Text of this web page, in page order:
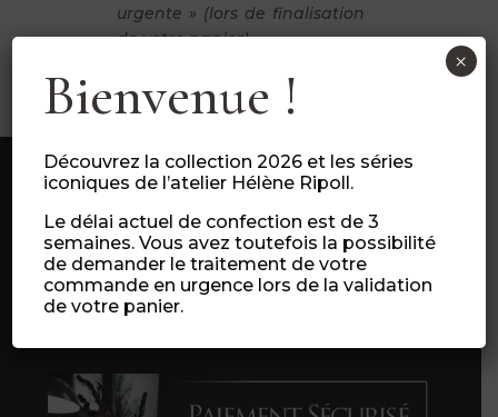
urgente » (lors de finalisation
de votre panier).
Bienvenue !
Découvrez la collection 2026 et les séries
iconiques de l’atelier Hélène Ripoll.
Le délai actuel de confection est de 3
semaines. Vous avez toutefois la possibilité
de demander le traitement de votre
commande en urgence lors de la validation
de votre panier.
×